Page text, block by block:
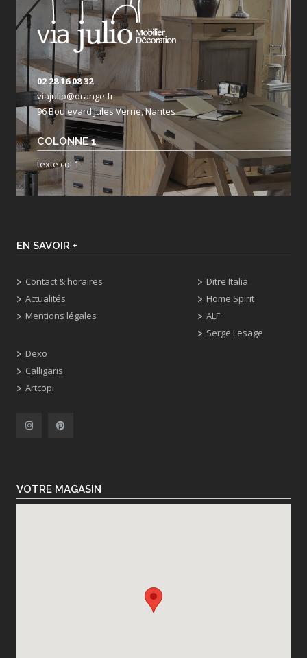
02 28 16 08 32
viajulio@orange.fr
96 Boulevard Jules Verne, Nantes
COLONNE 1
texte col 1
EN SAVOIR +
Contact & horaires
Actualités
Mentions légales
Dexo
Calligaris
Artcopi
Ditre Italia
Home Spirit
ALF
Serge Lesage
VOTRE MAGASIN